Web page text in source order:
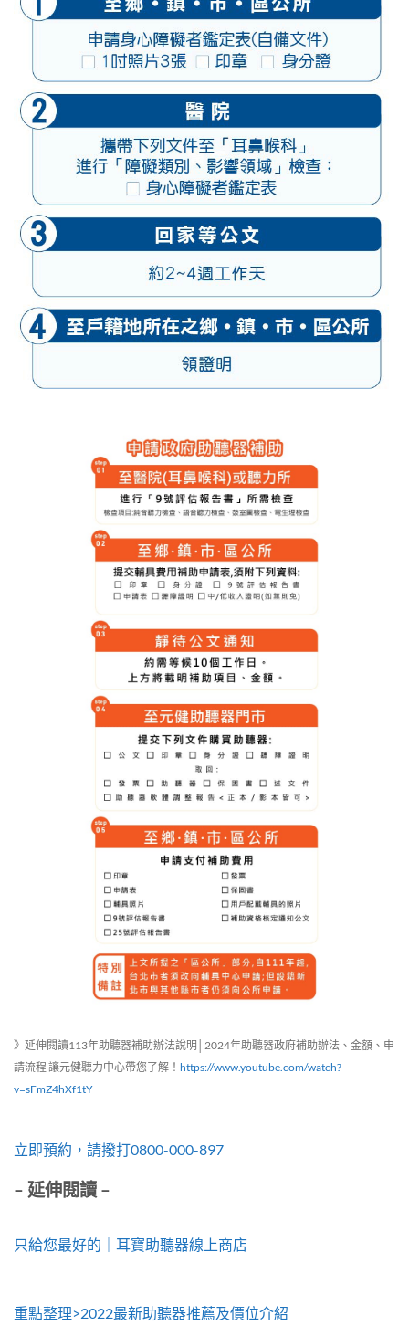
》延伸閱讀113年助聽器補助辦法說明│2024年助聽器政府補助辦法、金額、申
請流程 讓元健聽力中心帶您了解！ https://www.youtube.com/watch?
v=sFmZ4hXf1tY
立即預約，請撥打0800-000-897
– 延伸閱讀 –
只給您最好的｜耳寶助聽器線上商店
重點整理>2022最新助聽器推薦及價位介紹